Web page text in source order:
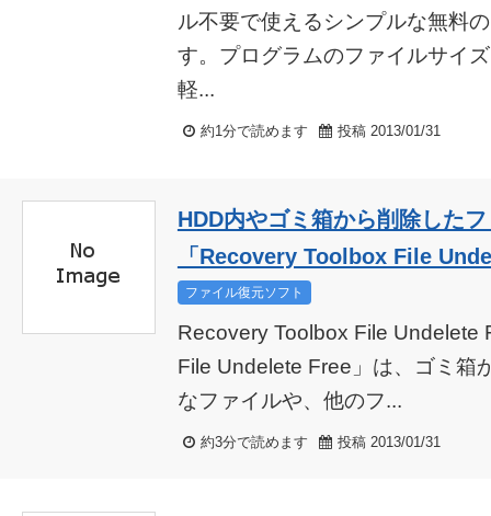
ル不要で使えるシンプルな無料
す。プログラムのファイルサイ
軽...
約1分で読めます 投稿 2013/01/31
HDD内やゴミ箱から削除した
「Recovery Toolbox File
ファイル復元ソフト
Recovery Toolbox File Undelete
File Undelete Free」は、ゴミ箱
なファイルや、他のフ...
約3分で読めます 投稿 2013/01/31